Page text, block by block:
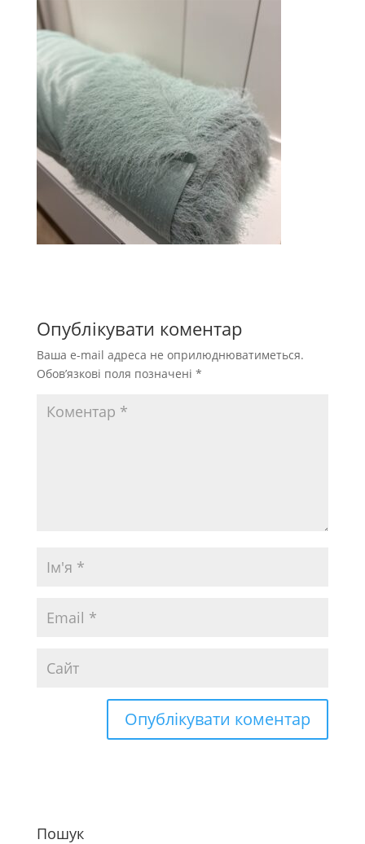
Опублікувати коментар
Ваша e-mail адреса не оприлюднюватиметься.
Обов’язкові поля позначені *
Пошук